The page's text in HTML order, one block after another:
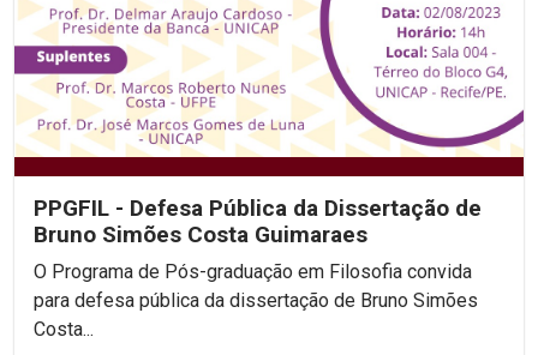
PPGFIL - Defesa Pública da Dissertação de
Bruno Simões Costa Guimaraes
O Programa de Pós-graduação em Filosofia convida
para defesa pública da dissertação de Bruno Simões
Costa...